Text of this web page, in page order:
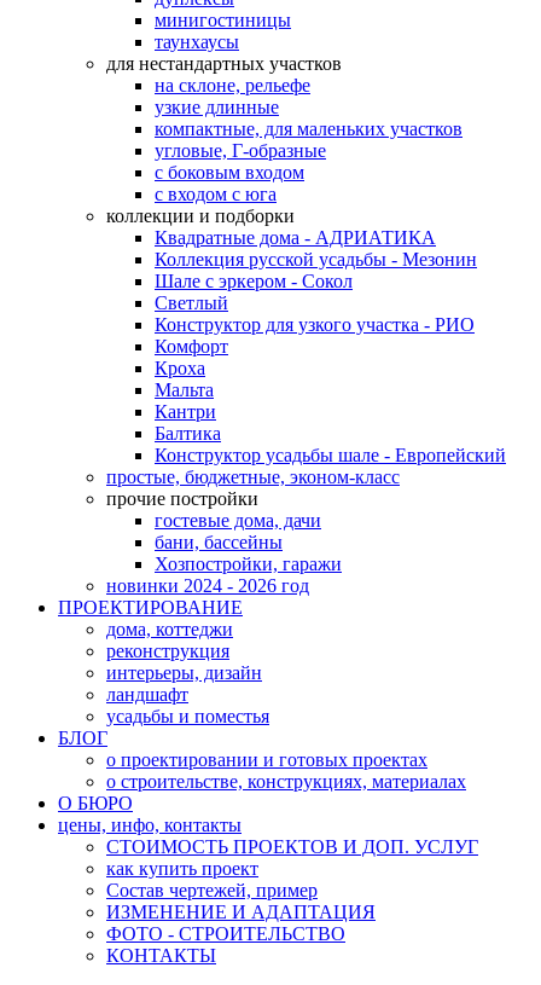
минигостиницы
таунхаусы
для нестандартных участков
на склоне, рельефе
узкие длинные
компактные, для маленьких участков
угловые, Г-образные
с боковым входом
с входом с юга
коллекции и подборки
Квадратные дома - АДРИАТИКА
Коллекция русской усадьбы - Мезонин
Шале с эркером - Сокол
Светлый
Конструктор для узкого участка - РИО
Комфорт
Кроха
Мальта
Кантри
Балтика
Конструктор усадьбы шале - Европейский
простые, бюджетные, эконом-класс
прочие постройки
гостевые дома, дачи
бани, бассейны
Хозпостройки, гаражи
новинки 2024 - 2026 год
ПРОЕКТИРОВАНИЕ
дома, коттеджи
реконструкция
интерьеры, дизайн
ландшафт
усадьбы и поместья
БЛОГ
о проектировании и готовых проектах
о строительстве, конструкциях, материалах
О БЮРО
цены, инфо, контакты
СТОИМОСТЬ ПРОЕКТОВ И ДОП. УСЛУГ
как купить проект
Состав чертежей, пример
ИЗМЕНЕНИЕ И АДАПТАЦИЯ
ФОТО - СТРОИТЕЛЬСТВО
КОНТАКТЫ